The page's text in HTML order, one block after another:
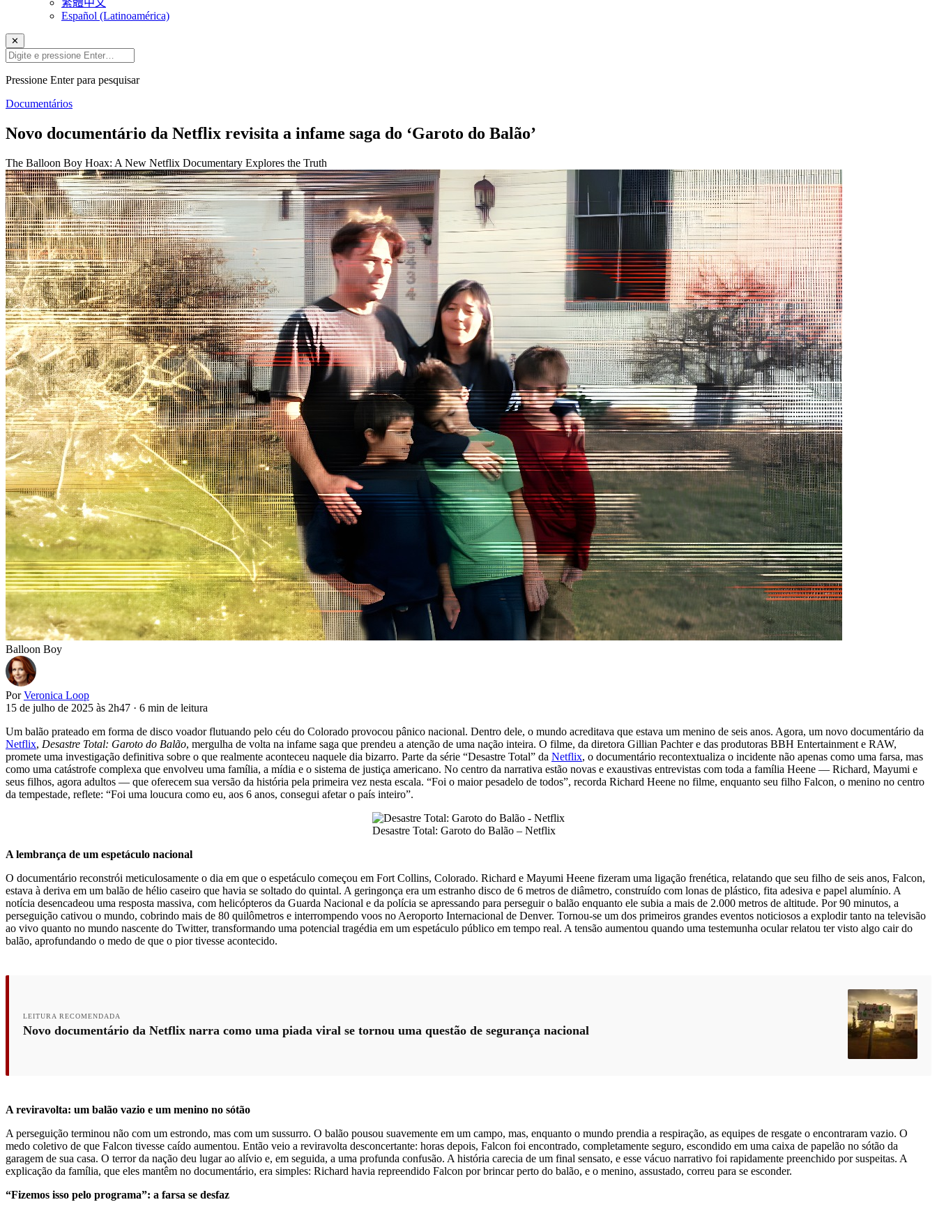
繁體中文
Español (Latinoamérica)
✕
Pressione Enter para pesquisar
Documentários
Novo documentário da Netflix revisita a infame saga do ‘Garoto do Balão’
The Balloon Boy Hoax: A New Netflix Documentary Explores the Truth
Balloon Boy
Por Veronica Loop
15 de julho de 2025 às 2h47 · 6 min de leitura
Um balão prateado em forma de disco voador flutuando pelo céu do Colorado provocou pânico nacional. Dentro dele, o mundo acreditava que estava um menino de seis anos. Agora, um novo documentário da
Netflix, Desastre Total: Garoto do Balão, mergulha de volta na infame saga que prendeu a atenção de uma nação inteira. O filme, da diretora Gillian Pachter e das produtoras BBH Entertainment e RAW,
promete uma investigação definitiva sobre o que realmente aconteceu naquele dia bizarro. Parte da série “Desastre Total” da Netflix, o documentário recontextualiza o incidente não apenas como uma farsa, mas
como uma catástrofe complexa que envolveu uma família, a mídia e o sistema de justiça americano. No centro da narrativa estão novas e exaustivas entrevistas com toda a família Heene — Richard, Mayumi e
seus filhos, agora adultos — que oferecem sua versão da história pela primeira vez nesta escala. “Foi o maior pesadelo de todos”, recorda Richard Heene no filme, enquanto seu filho Falcon, o menino no centro
da tempestade, reflete: “Foi uma loucura como eu, aos 6 anos, consegui afetar o país inteiro”.
Desastre Total: Garoto do Balão – Netflix
A lembrança de um espetáculo nacional
O documentário reconstrói meticulosamente o dia em que o espetáculo começou em Fort Collins, Colorado. Richard e Mayumi Heene fizeram uma ligação frenética, relatando que seu filho de seis anos, Falcon,
estava à deriva em um balão de hélio caseiro que havia se soltado do quintal. A geringonça era um estranho disco de 6 metros de diâmetro, construído com lonas de plástico, fita adesiva e papel alumínio. A
notícia desencadeou uma resposta massiva, com helicópteros da Guarda Nacional e da polícia se apressando para perseguir o balão enquanto ele subia a mais de 2.000 metros de altitude. Por 90 minutos, a
perseguição cativou o mundo, cobrindo mais de 80 quilômetros e interrompendo voos no Aeroporto Internacional de Denver. Tornou-se um dos primeiros grandes eventos noticiosos a explodir tanto na televisão
ao vivo quanto no mundo nascente do Twitter, transformando uma potencial tragédia em um espetáculo público em tempo real. A tensão aumentou quando uma testemunha ocular relatou ter visto algo cair do
balão, aprofundando o medo de que o pior tivesse acontecido.
LEITURA RECOMENDADA
Novo documentário da Netflix narra como uma piada viral se tornou uma questão de segurança nacional
A reviravolta: um balão vazio e um menino no sótão
A perseguição terminou não com um estrondo, mas com um sussurro. O balão pousou suavemente em um campo, mas, enquanto o mundo prendia a respiração, as equipes de resgate o encontraram vazio. O
medo coletivo de que Falcon tivesse caído aumentou. Então veio a reviravolta desconcertante: horas depois, Falcon foi encontrado, completamente seguro, escondido em uma caixa de papelão no sótão da
garagem de sua casa. O terror da nação deu lugar ao alívio e, em seguida, a uma profunda confusão. A história carecia de um final sensato, e esse vácuo narrativo foi rapidamente preenchido por suspeitas. A
explicação da família, que eles mantêm no documentário, era simples: Richard havia repreendido Falcon por brincar perto do balão, e o menino, assustado, correu para se esconder.
“Fizemos isso pelo programa”: a farsa se desfaz